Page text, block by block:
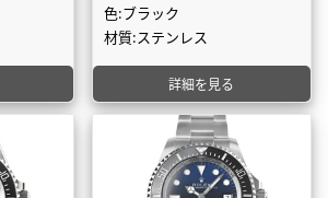
色:ブラック
材質:ステンレス
詳細を見る